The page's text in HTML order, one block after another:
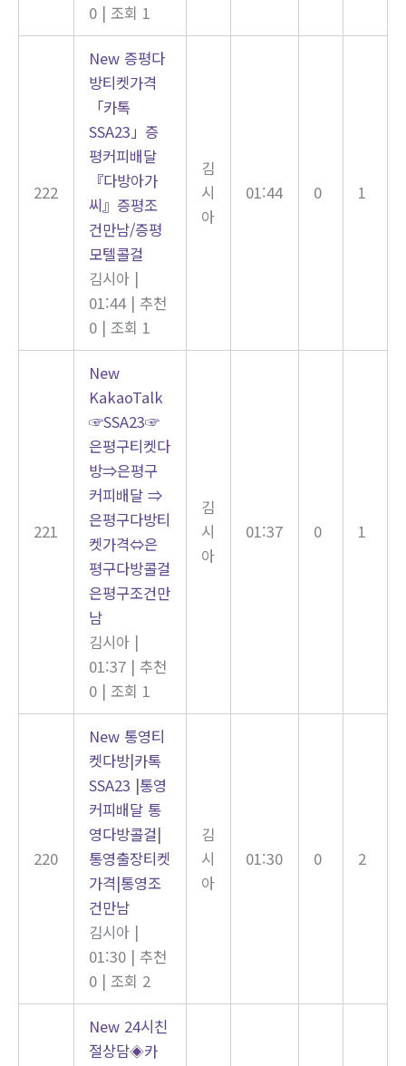
0 | 조회 1
222
New 증평다
방티켓가격
「카톡
SSA23」증
평커피배달
『다방아가
씨』증평조
건만남/증평
모텔콜걸
김시아 |
01:44 | 추천
0 | 조회 1
김
시
아
01:44 0 1
221
New
KakaoTalk
☞SSA23☞
은평구티켓다
방⇒은평구
커피배달 ⇒
은평구다방티
켓가격⇔은
평구다방콜걸
은평구조건만
남
김시아 |
01:37 | 추천
0 | 조회 1
김
시
아
01:37 0 1
220
New 통영티
켓다방|카톡
SSA23 |통영
커피배달 통
영다방콜걸|
통영출장티켓
가격|통영조
건만남
김시아 |
01:30 | 추천
0 | 조회 2
김
시
아
01:30 0 2
New 24시친
절상담◈카